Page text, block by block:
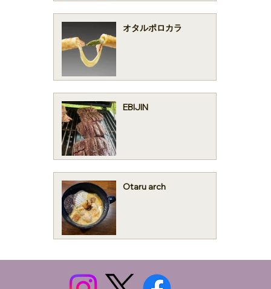
オタルポロカラ
EBIJIN
Otaru arch